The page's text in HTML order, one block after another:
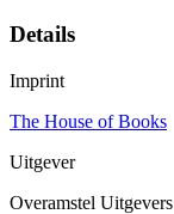
Details
Imprint
The House of Books
Uitgever
Overamstel Uitgevers